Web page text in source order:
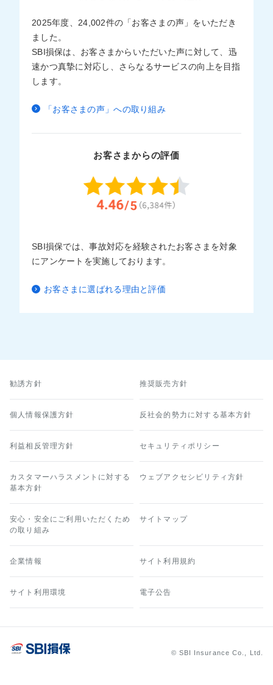
2025年度、24,002件の「お客さまの声」をいただき
ました。
SBI損保は、お客さまからいただいた声に対して、迅
速かつ真摯に対応し、さらなるサービスの向上を目指
します。
「お客さまの声」への取り組み
お客さまからの評価
SBI損保では、事故対応を経験されたお客さまを対象
にアンケートを実施しております。
お客さまに選ばれる理由と評価
勧誘方針 推奨販売方針
個人情報保護方針 反社会的勢力に対する基本方針
利益相反管理方針 セキュリティポリシー
カスタマーハラスメントに対する
基本方針
ウェブアクセシビリティ方針
安心・安全にご利用いただくため
の取り組み
サイトマップ
企業情報 サイト利用規約
サイト利用環境 電子公告
© SBI Insurance Co., Ltd.